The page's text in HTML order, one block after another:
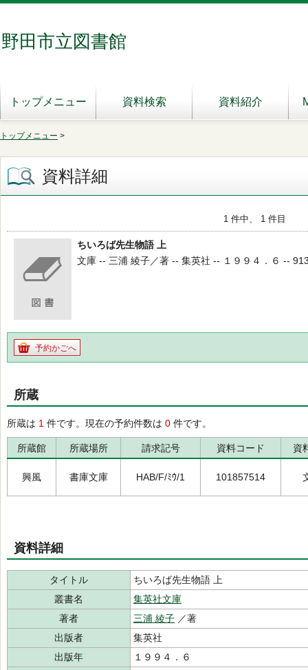
野田市立図書館
トップメニュー 資料検索 資料紹介
トップメニュー >
資料詳細
1 件中、 1 件目
ちいろば先生物語 上
文庫 -- 三浦 綾子／著 -- 集英社 -- １９９４．６ --
予約かごへ
所蔵
所蔵は 1 件です。現在の予約件数は 0 件です。
所蔵館 所蔵場所 請求記号 資料コード 資
興風 書庫文庫 HAB/F/ﾐｳ/1 101857514
資料詳細
タイトル
ちいろば先生物語 上
叢書名
集英社文庫
著者
三浦 綾子 ／著
出版者
集英社
出版年
１９９４．６